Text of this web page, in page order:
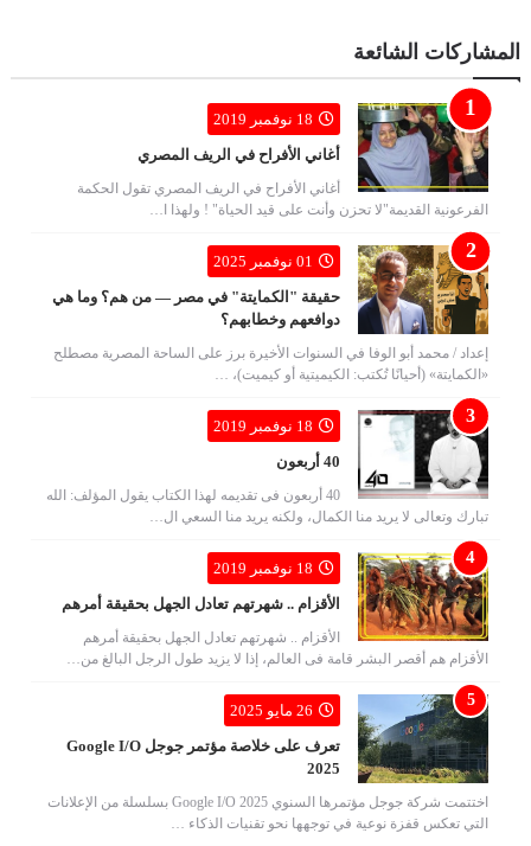
المشاركات الشائعة
18 نوفمبر 2019
أغاني الأفراح في الريف المصري
أغاني الأفراح في الريف المصري تقول الحكمة
الفرعونية القديمة"لا تحزن وأنت على قيد الحياة" ! ولهذا ا…
01 نوفمبر 2025
حقيقة "الكمايتة" في مصر — من هم؟ وما هي
دوافعهم وخطابهم؟
إعداد / محمد أبو الوفا في السنوات الأخيرة برز على الساحة المصرية مصطلح
«الكمايتة» (أحيانًا تُكتب: الكيميتية أو كيميت)، …
18 نوفمبر 2019
40 أربعون
40 أربعون فى تقديمه لهذا الكتاب يقول المؤلف: الله
تبارك وتعالى لا يريد منا الكمال، ولكنه يريد منا السعي ال…
18 نوفمبر 2019
الأقزام .. شهرتهم تعادل الجهل بحقيقة أمرهم
الأقزام .. شهرتهم تعادل الجهل بحقيقة أمرهم
الأقزام هم أقصر البشر قامة فى العالم، إذا لا يزيد طول الرجل البالغ من…
26 مايو 2025
تعرف على خلاصة مؤتمر جوجل Google I/O
2025
اختتمت شركة جوجل مؤتمرها السنوي Google I/O 2025 بسلسلة من الإعلانات
التي تعكس قفزة نوعية في توجهها نحو تقنيات الذكاء …